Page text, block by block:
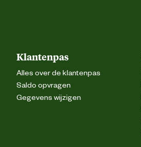
info@safetyjogger.com
Klantenpas
Alles over de klantenpas
Saldo opvragen
Gegevens wijzigen